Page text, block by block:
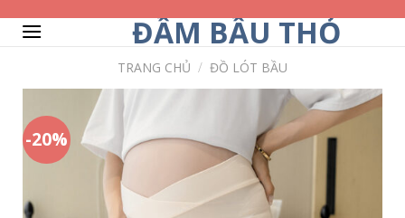
ĐẦM BẦU THỎ
TRANG CHỦ / ĐỒ LÓT BẦU
-20%